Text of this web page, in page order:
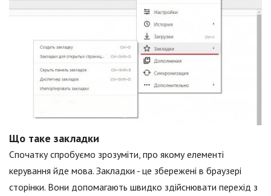
Що таке закладки
Спочатку спробуємо зрозуміти, про якому елементі
керування йде мова. Закладки - це збережені в браузері
сторінки. Вони допомагають швидко здійснювати перехід з